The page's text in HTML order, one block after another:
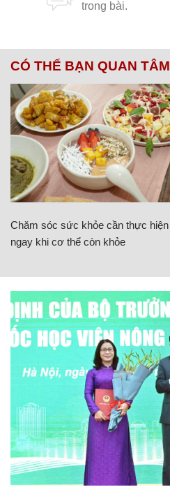
CÓ THỂ BẠN QUAN TÂM
Chăm sóc sức khỏe cần thực hiện
ngay khi cơ thể còn khỏe